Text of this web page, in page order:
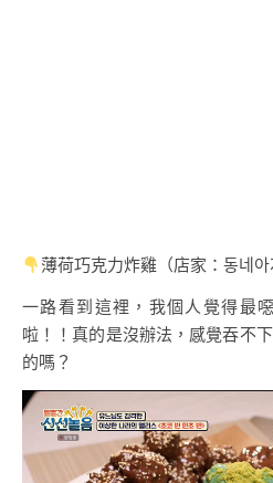
薄荷巧克力炸雞（店家：동네아
一路看到這裡，我個人覺得最
啦！！真的是沒辦法，感覺吞不
的嗎？